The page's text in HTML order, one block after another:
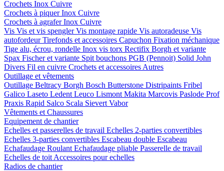
Crochets Inox Cuivre
Crochets à piquerInox Cuivre
Crochets à agraferInox Cuivre
Vis Vis et vis spenglerVis montage rapide Vis autoradeuse Vis
autofordeurTirefonds et accessoires Capuchon Fixation méchanique
Tige alu, écrou, rondelle Inox vis torx Rectifix Borgh et variante
Spax Fischer et variante Spit bouchons PGB (Pennoit) Solid John
Divers Fil en cuivre Crochets et accessoires Autres
Outillage et vêtements
Outillage Beltracy Borgh Bosch Butterstone Distripaints Fribel
Galico Laseto Ledent Leuco Lismont Makita Marcovis Paslode Prof
Praxis Rapid Salco Scala Sievert Vabor
Vêtements et Chaussures
Equipement de chantier
Echelles et passerelles de travail Echelles 2-parties convertibles
Echelles 3-parties convertibles Escabeau double Escabeau
Echafaudage Roulant Echafaudage pliable Passerelle de travail
Echelles de toit Accessoires pour echelles
Radios de chantier